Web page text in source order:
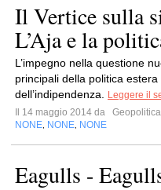
Il Vertice sulla
L’Aja e la
L’impegno nella questione
principali della politica
dell’indipendenza.
Leggere il
Il 14 maggio 2014 da
NONE NONE NONE
Eagulls -